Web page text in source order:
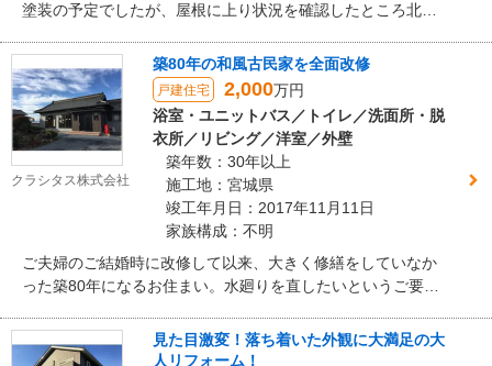
塗装の予定でしたが、屋根に上り状況を確認したところ北側
しており塗装出来ない状態でしたので、葺き替えをご提案致
しました。 また、一般的なガルバリウム鋼板ではなく、メン
テナンスを考慮し長持ちするフッ素鋼板を選定しました。既
存のコロニアルは撤去処分が困難で費用も掛かるため、カバ
ー工法をご提案しております。
クラシタス株式会社
築80年の和風古民家を全面改修
戸建住宅 2,000万円
浴室・ユニットバス／トイレ／洗面所・脱
衣所／リビング／洋室／外壁
築年数：30年以上
施工地：宮城県
竣工年月日：2017年11月11日
家族構成：不明
ご夫婦のご結婚時に改修して以来、大きく修繕をしていなか
った築80年になるお住まい。水廻りを直したいというご要望
は弊社からの提案も含め、トイレ浴室洗面から、LDK及び子
供部屋など和風住宅にはなかった個部屋まで新たに作り、家
見た目激変！落ち着いた外観に大満足の大
人リフォーム！